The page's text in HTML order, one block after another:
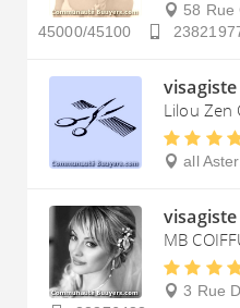
58 Rue
45000/45100
visagiste
Lilou Zen
all
visagiste
MB
3 Rue